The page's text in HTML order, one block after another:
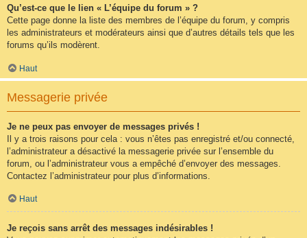
Qu’est-ce que le lien « L’équipe du forum » ?
Cette page donne la liste des membres de l’équipe du forum, y compris
les administrateurs et modérateurs ainsi que d’autres détails tels que les
forums qu’ils modèrent.
Haut
Messagerie privée
Je ne peux pas envoyer de messages privés !
Il y a trois raisons pour cela : vous n’êtes pas enregistré et/ou connecté,
l’administrateur a désactivé la messagerie privée sur l’ensemble du
forum, ou l’administrateur vous a empêché d’envoyer des messages.
Contactez l’administrateur pour plus d’informations.
Haut
Je reçois sans arrêt des messages indésirables !